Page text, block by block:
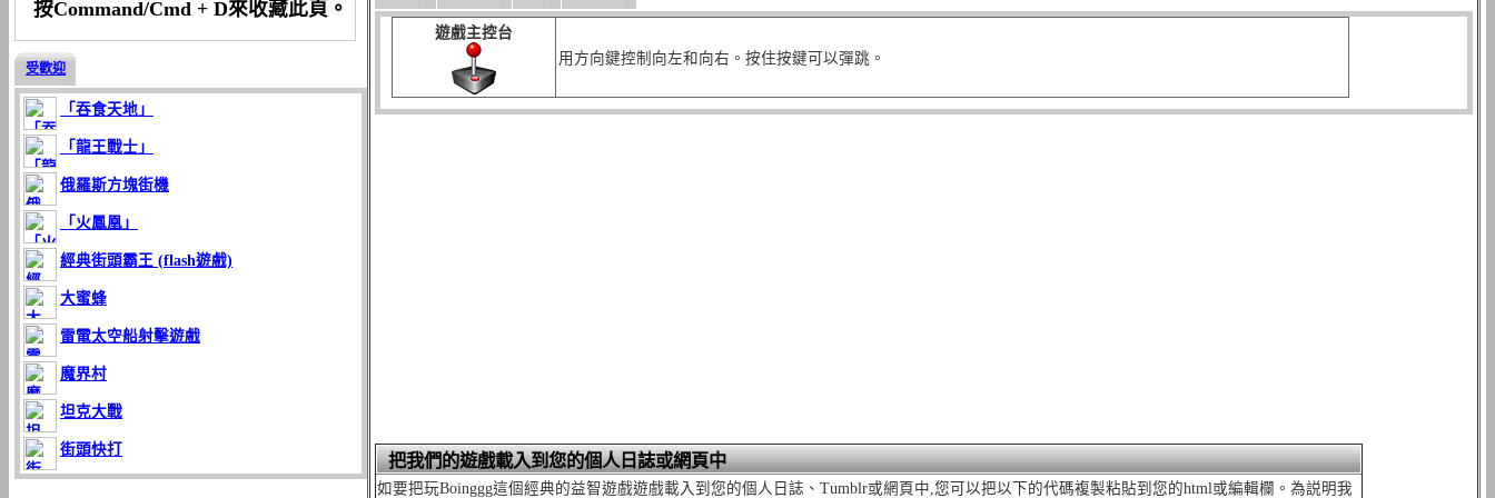
按Command/Cmd + D來收藏此頁。
受歡迎
「吞食天地」
「龍王戰士」
俄羅斯方塊街機
「火鳳凰」
經典街頭霸王 (flash遊戲)
大蜜蜂
雷電太空船射擊遊戲
魔界村
坦克大戰
街頭快打
遊戲主控台
用方向鍵控制向左和向右。按住按鍵可以彈跳。
把我們的遊戲載入到您的個人日誌或網頁中
如要把玩Boinggg這個經典的益智遊戲遊戲載入到您的個人日誌、Tumblr或網頁中,您可以把以下的代碼複製粘貼到您的html或編輯欄。為説明我